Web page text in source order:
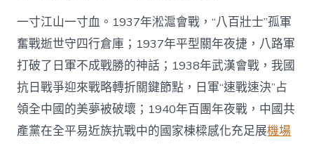
寫
玩
翻
天
55688
接
送
就
一
一寸江山一寸血。1937年淞滬會戰，“八百壯士”孤軍
奮戰逝世守四行倉庫；1937年平型關年夜捷，八路軍
打破了日軍不成戰勝的神話；1938年武漢會戰，我國
抗日戰爭迎來戰略轉折關鍵節點，日軍“速戰速決”占
領全中國的美夢被破壞；1940年百團年夜戰，中國共
產黨在全平易近族抗戰中的國家棟樑感化充足展機場